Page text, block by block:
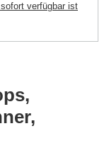
verfügbar ist